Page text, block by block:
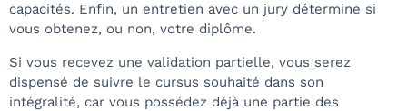
capacités. Enfin, un entretien avec un jury détermine si
vous obtenez, ou non, votre diplôme.
Si vous recevez une validation partielle, vous serez
dispensé de suivre le cursus souhaité dans son
intégralité, car vous possédez déjà une partie des